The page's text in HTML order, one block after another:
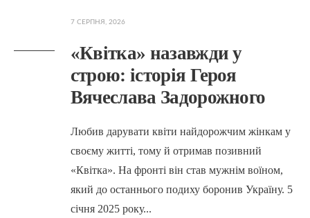
7 СЕРПНЯ, 2026
«Квітка» назавжди у
строю: історія Героя
Вячеслава Задорожного
Любив дарувати квіти найдорожчим жінкам у
своєму житті, тому й отримав позивний
«Квітка». На фронті він став мужнім воїном,
який до останнього подиху боронив Україну. 5
січня 2025 року...